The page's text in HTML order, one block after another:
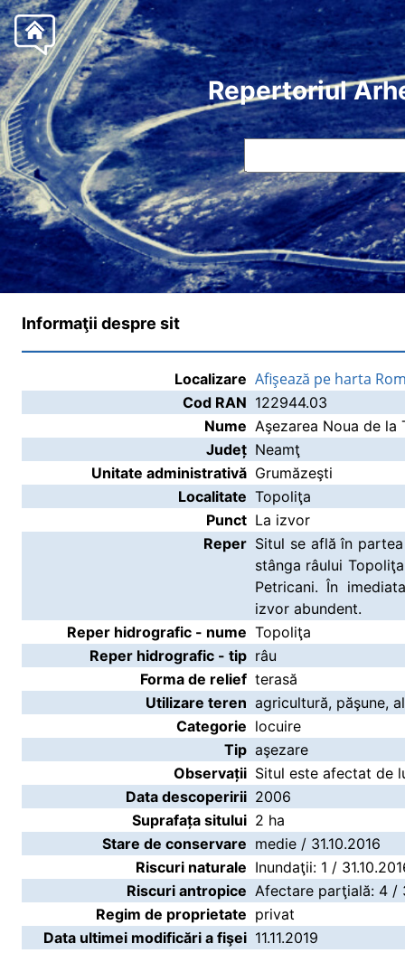
Repertoriul
Informaţii despre sit
Localizare Afişează pe harta
Cod RAN 122944.03
Nume Aşezarea Noua de
Județ Neamţ
Unitate administrativă Grumăzeşti
Localitate Topoliţa
Punct La izvor
Reper Situl se află în
stânga râului
Petricani. În
izvor abundent.
Reper hidrografic - nume Topoliţa
Reper hidrografic - tip râu
Forma de relief terasă
Utilizare teren agricultură, păşune,
Categorie locuire
Tip aşezare
Observații Situl este afectat de
Data descoperirii 2006
Suprafața sitului 2 ha
Stare de conservare medie / 31.10.2016
Riscuri naturale Inundaţii: 1 /
Riscuri antropice Afectare parţială: 4 /
Regim de proprietate privat
Data ultimei modificări a fişei 11.11.2019